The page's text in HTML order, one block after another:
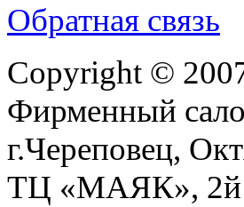
Обратная связь
Copyright ©
Фирменный
г.Череповец,
ТЦ «МАЯК», 2й